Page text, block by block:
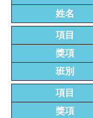
姓名
項目
獎項
班別
項目
獎項